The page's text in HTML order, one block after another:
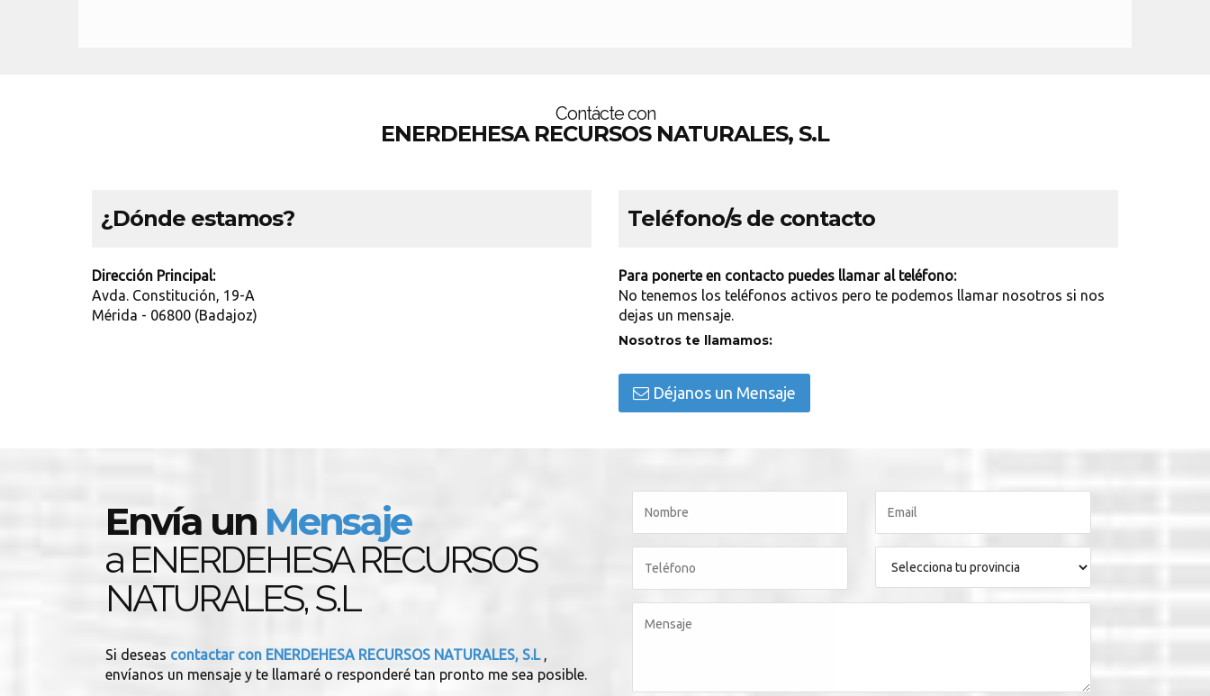
Contácte con
ENERDEHESA RECURSOS NATURALES, S.L
¿Dónde estamos?
Dirección Principal:
Avda. Constitución, 19-A
Mérida - 06800 (Badajoz)
Teléfono/s de contacto
Para ponerte en contacto puedes llamar al teléfono:
No tenemos los teléfonos activos pero te podemos llamar nosotros si nos
dejas un mensaje.
Nosotros te llamamos:
Déjanos un Mensaje
Envía un Mensaje
a ENERDEHESA RECURSOS
NATURALES, S.L
Si deseas contactar con ENERDEHESA RECURSOS NATURALES, S.L ,
envíanos un mensaje y te llamaré o responderé tan pronto me sea posible.